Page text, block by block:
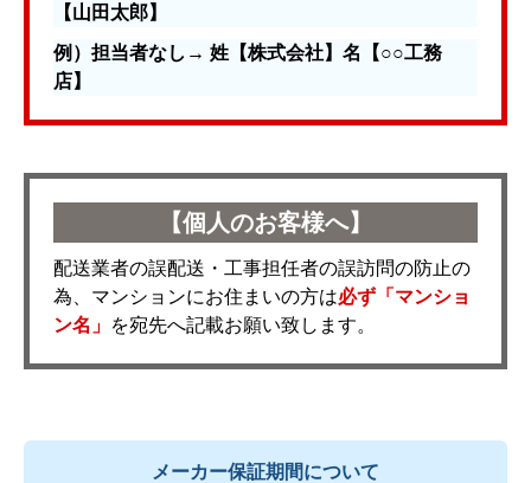
【山田太郎】
例）担当者なし→ 姓【株式会社】名【○○工務
店】
【個人のお客様へ】
配送業者の誤配送・工事担任者の誤訪問の防止の
為、マンションにお住まいの方は必ず「マンショ
ン名」 を宛先へ記載お願い致します。
メーカー保証期間について